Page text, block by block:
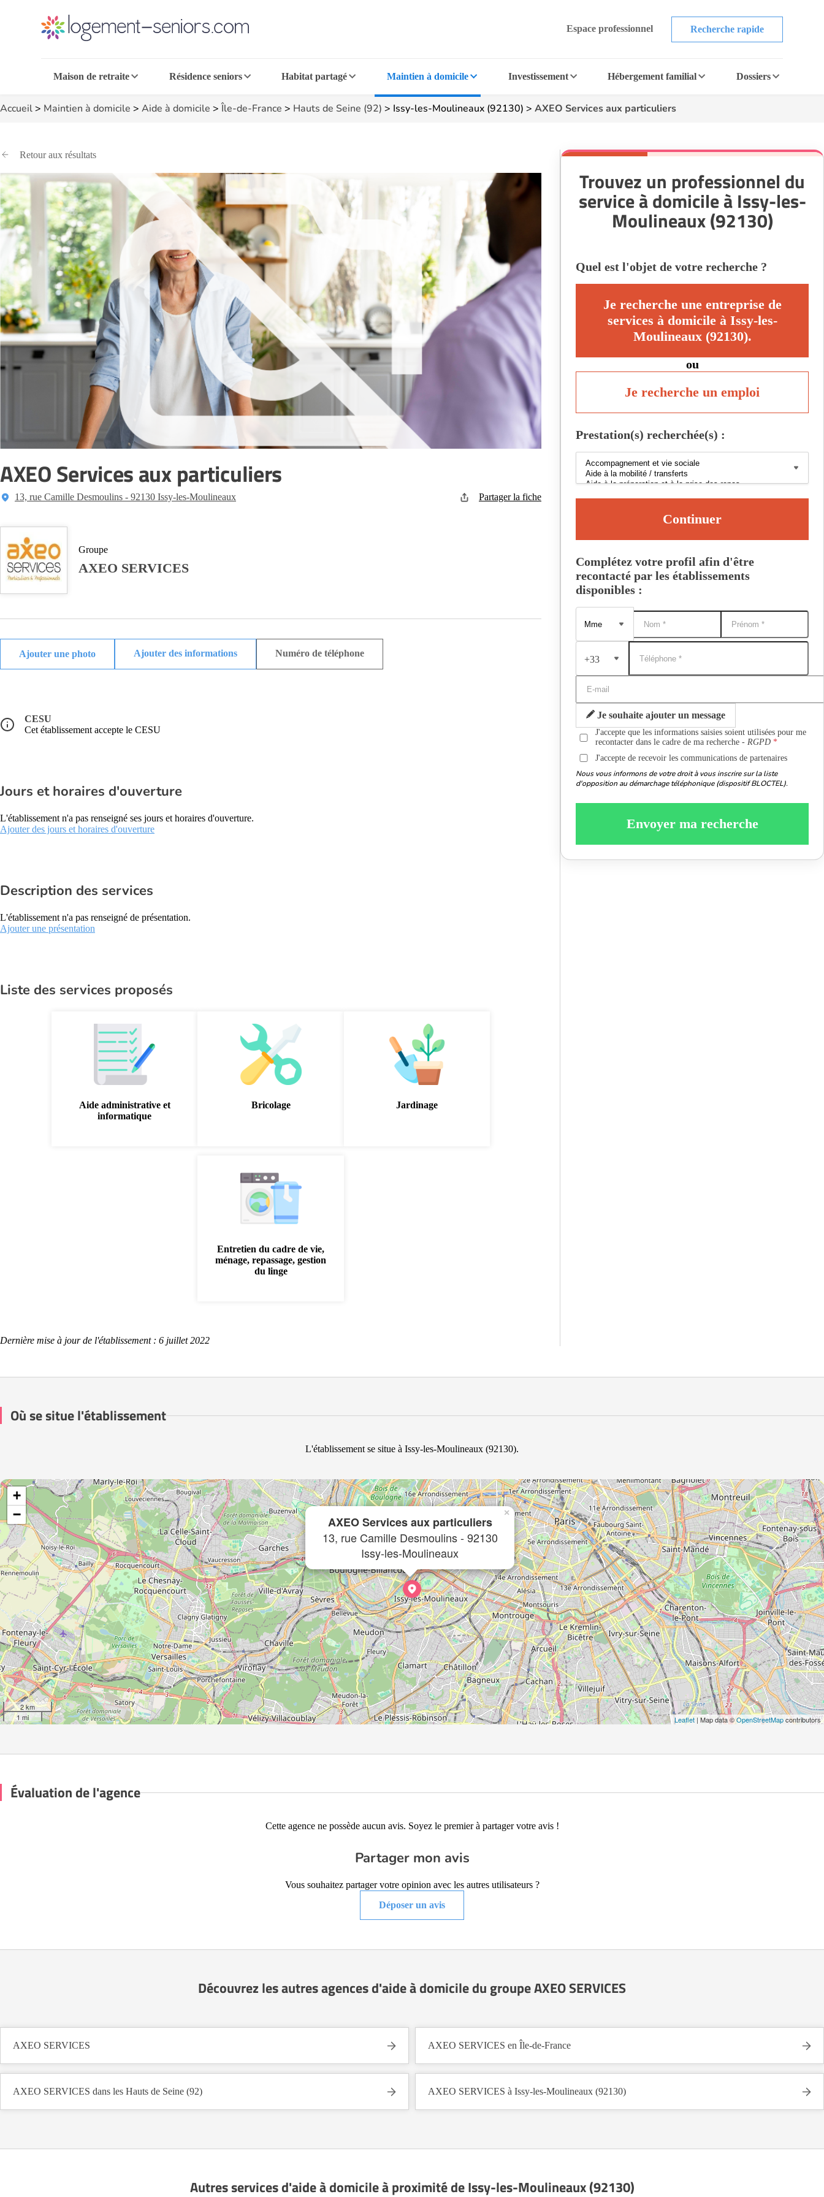
Espace professionnel Recherche rapide
Maison de retraite Résidence seniors Habitat partagé Maintien à domicile Investissement Hébergement familial Dossiers
Accueil> Maintien à domicile > Aide à domicile > Île-de-France > Hauts de Seine (92) > Issy-les-Moulineaux (92130) > AXEO Services aux particuliers
Retour aux résultats
AXEO Services aux particuliers
13, rue Camille Desmoulins - 92130 Issy-les-Moulineaux Partager la fiche
Groupe
AXEO SERVICES
Ajouter des informations Numéro de téléphone
CESU
Cet établissement accepte le CESU
Jours et horaires d'ouverture
L'établissement n'a pas renseigné ses jours et horaires d'ouverture.
Ajouter des jours et horaires d'ouverture
Description des services
L'établissement n'a pas renseigné de présentation.
Ajouter une présentation
Liste des services proposés
Aide administrative et
informatique
Bricolage Jardinage
Entretien du cadre de vie,
ménage, repassage, gestion
du linge
Dernière mise à jour de l'établissement : 6 juillet 2022
Trouvez un professionnel du
service à domicile à Issy-les-
Moulineaux (92130)
Quel est l'objet de votre recherche ?
Je recherche une entreprise de
services à domicile à Issy-les-
Moulineaux (92130).
ou
Je recherche un emploi
Prestation(s) recherchée(s) :
Continuer
Complétez votre profil afin d'être
recontacté par les établissements
disponibles :
+33
Je souhaite ajouter un message
J'accepte que les informations saisies soient utilisées pour me
recontacter dans le cadre de ma recherche -RGPD
J'accepte de recevoir les communications de partenaires
Nous vous informons de votre droit à vous inscrire sur la liste
d'opposition au démarchage téléphonique (dispositif BLOCTEL).
Envoyer ma recherche
Où se situe l'établissement
L'établissement se situe à Issy-les-Moulineaux (92130).
AXEO Services aux particuliers
13, rue Camille Desmoulins - 92130
Issy-les-Moulineaux
×
+
−
2 km
1 mi
Leaflet | Map data ©OpenStreetMapcontributors
Évaluation de l'agence
Cette agence ne possède aucun avis. Soyez le premier à partager votre avis !
Partager mon avis
Vous souhaitez partager votre opinion avec les autres utilisateurs ?
Déposer un avis
Découvrez les autres agences d'aide à domicile du groupe AXEO SERVICES
AXEO SERVICES AXEO SERVICES en Île-de-France
AXEO SERVICES dans les Hauts de Seine (92) AXEO SERVICES à Issy-les-Moulineaux (92130)
Autres services d'aide à domicile à proximité de Issy-les-Moulineaux (92130)